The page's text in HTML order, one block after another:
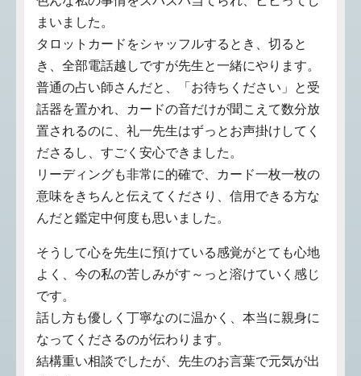
まいました。
タロットカードをシャッフルするとき、切ると
き、全部電話越しですが先生と一緒にやります。
普通の占い師さんだと、「お待ちください」と受
話器を置かれ、カードの音だけが聞こえて数分放
置されるのに、礼一先生はずっとお声掛けしてく
ださるし、すごく安心できました。
リーディングも非常に的確で、カード一枚一枚の
意味をきちんと伝えてくださり、信用できる方な
んだと鑑定中何度も思いました。
そうして心を先生に預けている感覚がとても心地
よく、今の私の苦しみがす～っと溶けていく感じ
です。
話し方も優しく丁寧なのに温かく、本当に親身に
なってくださるのが伝わります。
結構重い相談でしたが、先生のお言葉で元気が出